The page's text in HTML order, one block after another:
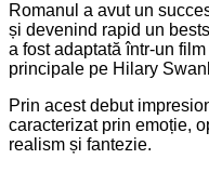
Romanul a avut un
și devenind rapid un
a fost adaptată într-un
principale pe Hilary
Prin acest debut
caracterizat prin emoție,
realism și fantezie.